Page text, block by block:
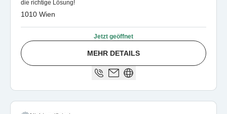
die richtige Lösung!
1010 Wien
Jetzt geöffnet
MEHR DETAILS